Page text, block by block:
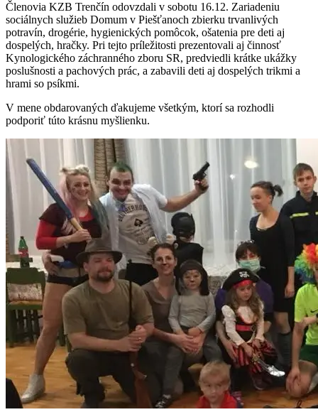
Členovia KZB Trenčín odovzdali v sobotu 16.12. Zariadeniu
sociálnych služieb Domum v Piešťanoch zbierku trvanlivých
potravín, drogérie, hygienických pomôcok, ošatenia pre deti aj
dospelých, hračky. Pri tejto príležitosti prezentovali aj činnosť
Kynologického záchranného zboru SR, predviedli krátke ukážky
poslušnosti a pachových prác, a zabavili deti aj dospelých trikmi a
hrami so psíkmi.
V mene obdarovaných ďakujeme všetkým, ktorí sa rozhodli
podporiť túto krásnu myšlienku.